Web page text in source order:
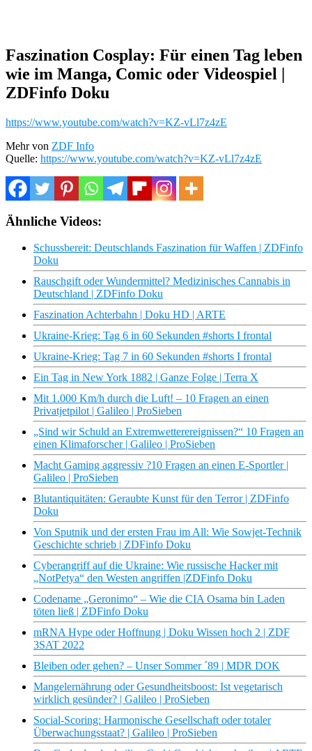
Faszination Cosplay: Für einen Tag leben
wie im Manga, Comic oder Videospiel |
ZDFinfo Doku
https://www.youtube.com/watch?v=KZ-vLl7z4zE
Mehr von ZDF Info
Quelle: https://www.youtube.com/watch?v=KZ-vLl7z4zE
Ähnliche Videos:
Schussbereit: Deutschlands Faszination für Waffen | ZDFinfo
Doku
Rauschgift oder Wundermittel? Medizinisches Cannabis in
Deutschland | ZDFinfo Doku
Faszination Achterbahn | Doku HD | ARTE
Ukraine-Krieg: Tag 6 in 60 Sekunden #shorts I frontal
Ukraine-Krieg: Tag 7 in 60 Sekunden #shorts I frontal
Ein Tag in New York 1882 | Ganze Folge | Terra X
Mit 1.000 Km/h durch die Luft! – 10 Fragen an einen
Privatjetpilot | Galileo | ProSieben
„Sind wir Schuld an Extremwetterereignissen?“ 10 Fragen an
einen Klimaforscher | Galileo | ProSieben
Macht Gaming aggressiv ?10 Fragen an einen E-Sportler |
Galileo | ProSieben
Blutantiquitäten: Geraubte Kunst für den Terror | ZDFinfo
Doku
Von Sputnik und der ersten Frau im All: Wie Sowjet-Technik
Geschichte schrieb | ZDFinfo Doku
Cyberangriff auf die Ukraine: Wie russische Hacker mit
„NotPetya“ den Westen angriffen |ZDFinfo Doku
Codename „Geronimo“ – Wie die CIA Osama bin Laden
töten ließ | ZDFinfo Doku
mRNA Hype oder Hoffnung | Doku Wissen hoch 2 | ZDF
3SAT 2022
Bleiben oder gehen? – Unser Sommer ´89 | MDR DOK
Mangelernährung oder Gesundheitsboost: Ist vegetarisch
wirklich gesünder? | Galileo | ProSieben
Social-Scoring: Harmonische Gesellschaft oder totaler
Überwachungsstaat? | Galileo | ProSieben